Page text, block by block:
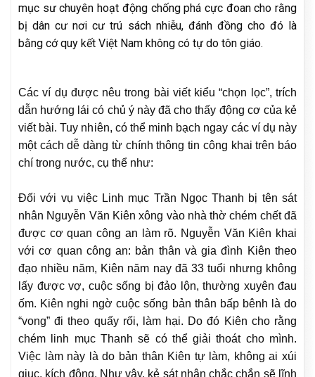
mục sư chuyên hoạt động chống phá cực đoan cho rằng
bị dân cư nơi cư trú sách nhiễu, đánh đồng cho đó là
bằng cớ quy kết Việt Nam không có tự do tôn giáo.
Các ví dụ được nêu trong bài viết kiểu “chọn lọc”, trích
dẫn hướng lái có chủ ý này đã cho thấy động cơ của kẻ
viết bài. Tuy nhiên, có thể minh bạch ngay các ví dụ này
một cách dễ dàng từ chính thông tin công khai trên báo
chí trong nước, cụ thể như:
Đối với vụ việc Linh mục Trần Ngọc Thanh bị tên sát
nhân Nguyễn Văn Kiên xông vào nhà thờ chém chết đã
được cơ quan công an làm rõ. Nguyễn Văn Kiên khai
với cơ quan công an: bản thân và gia đình Kiên theo
đạo nhiều năm, Kiên năm nay đã 33 tuổi nhưng không
lấy được vợ, cuộc sống bị đảo lộn, thường xuyên đau
ốm. Kiên nghi ngờ cuộc sống bản thân bấp bênh là do
“vong” đi theo quấy rối, làm hại. Do đó Kiên cho rằng
chém linh mục Thanh sẽ có thể giải thoát cho mình.
Việc làm này là do bản thân Kiên tự làm, không ai xúi
giục, kích động. Như vậy, kẻ sát nhân chắc chắn sẽ lĩnh